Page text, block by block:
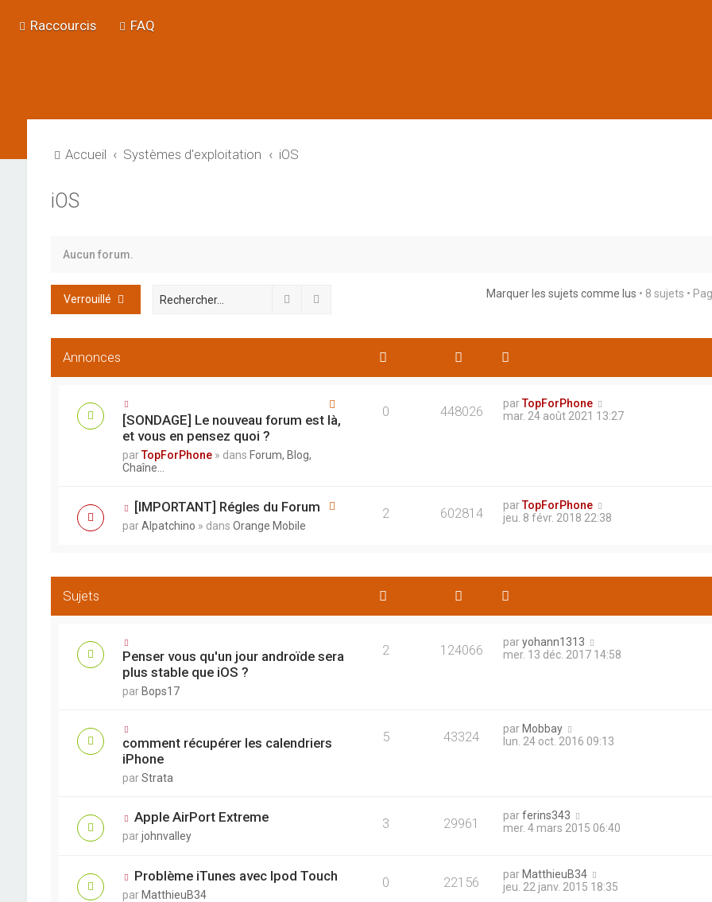
Raccourcis FAQ
Accueil Systèmes d'exploitation iOS
iOS
Aucun forum.
Verrouillé Rechercher Marquer les sujets comme lus • 8 sujets •
Annonces
[SONDAGE] Le nouveau forum est là,
et vous en pensez quoi ?
parTopForPhone » dans Forum, Blog,
Chaîne...
0 448026 parTopForPhone
mar. 24 août 2021 13:27
[IMPORTANT] Régles du Forum
parAlpatchino » dans Orange Mobile
2 602814 parTopForPhone
jeu. 8 févr. 2018 22:38
Sujets
Penser vous qu'un jour androïde sera
plus stable que iOS ?
par Bops17
2 124066 paryohann1313
mer. 13 déc. 2017 14:58
comment récupérer les calendriers
iPhone
parStrata
5 43324 par Mobbay
lun. 24 oct. 2016 09:13
Apple AirPort Extreme
parjohnvalley
3 29961 parferins343
mer. 4 mars 2015 06:40
Problème iTunes avec Ipod Touch
par MatthieuB34
0 22156 par MatthieuB34
jeu. 22 janv. 2015 18:35